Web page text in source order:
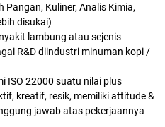
Kuliner, Analis Kimia,
disukai)
lambung atau sejenis
R&D diindustri minuman kopi /
ISO 22000 suatu nilai plus
kreatif, resik, memiliki attitude &
jawab atas pekerjaannya